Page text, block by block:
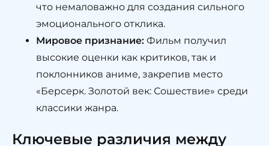
что немаловажно для создания сильного
эмоционального отклика.
Мировое признание: Фильм получил
высокие оценки как критиков, так и
поклонников аниме, закрепив место
«Берсерк. Золотой век: Сошествие» среди
классики жанра.
Ключевые различия между